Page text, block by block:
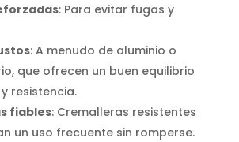
: Para evitar fugas y
: A menudo de aluminio o
que ofrecen un buen equilibrio
resistencia.
fiables: Cremalleras resistentes
un uso frecuente sin romperse.